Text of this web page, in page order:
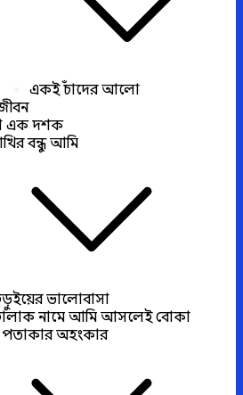
একই চাঁদের আলো
এক দশক
বন্ধু আমি
ভালোবাসা
নামে আমি আসলেই বোকা
পতাকার অহংকার